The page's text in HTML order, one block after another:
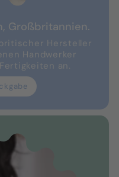
Großbritannien.
Hersteller
Handwerker
an.